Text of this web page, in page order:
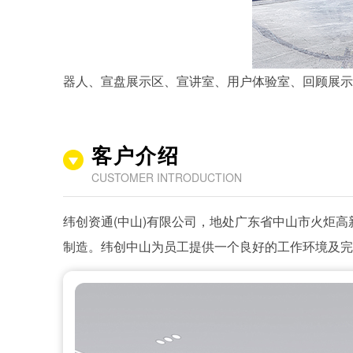
器人、宣盘展示区、宣讲室、用户体验室、回顾展
客户介绍
CUSTOMER INTRODUCTION
纬创资通(中山)有限公司，地处广东省中山市火炬
制造。纬创中山为员工提供一个良好的工作环境及